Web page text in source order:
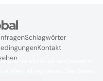
Schlagwörter
Kontakt
zu verbessern